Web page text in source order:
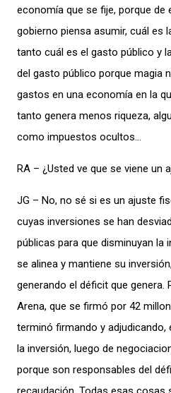
economía que se fije, porque de
gobierno piensa asumir, cuál es
tanto cuál es el gasto público y
del gasto público porque magia
gastos en una economía en la
tanto genera menos riqueza,
como impuestos ocultos…
RA – ¿Usted ve que se viene
JG – No, no sé si es un ajuste
cuyas inversiones se han
públicas para que disminuyan la
se alinea y mantiene su
generando el déficit que genera.
Arena, que se firmó por 42
terminó firmando y
la inversión, luego de
porque son responsables del